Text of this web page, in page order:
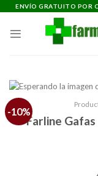
Saltar
contenido
ENVÍO GRATUITO POR
-10%
Farline